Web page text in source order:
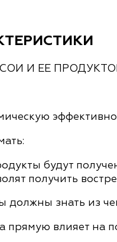
И ЕЕ
будут
получить
знать из
прямую влияет на